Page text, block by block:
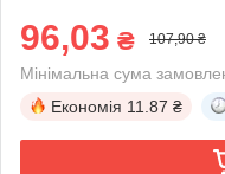
96,03 ₴ 107,90 ₴
Мінімальна сума
Економія 11.87 ₴